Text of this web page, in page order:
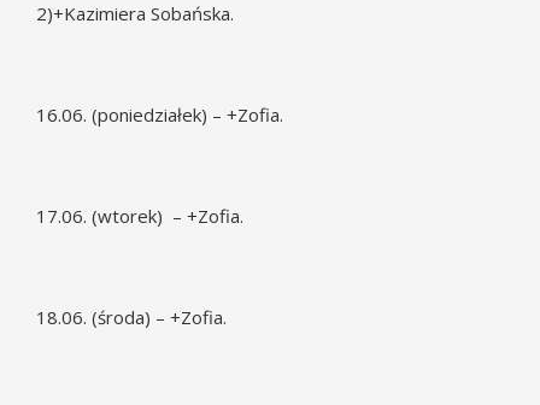
2)+Kazimiera Sobańska.
16.06. (poniedziałek) – +Zofia.
17.06. (wtorek) – +Zofia.
18.06. (środa) – +Zofia.